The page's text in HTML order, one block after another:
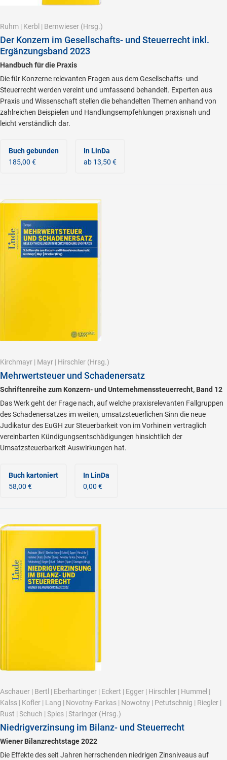
Ruhm | Kerbl | Bernwieser (Hrsg.)
Der Konzern im Gesellschafts- und Steuerrecht inkl.
Ergänzungsband 2023
Handbuch für die Praxis
Die für Konzerne relevanten Fragen aus dem Gesellschafts- und
Steuerrecht werden vereint und umfassend behandelt. Experten aus
Praxis und Wissenschaft stellen die behandelten Themen anhand von
zahlreichen Beispielen und Handlungsempfehlungen praxisnah und
leicht verständlich dar.
Buch gebunden
185,00 €
In LinDa
ab 13,50 €
Kirchmayr | Mayr | Hirschler (Hrsg.)
Mehrwertsteuer und Schadenersatz
Schriftenreihe zum Konzern- und Unternehmenssteuerrecht, Band 12
Das Werk geht der Frage nach, auf welche praxisrelevanten Fallgruppen
des Schadenersatzes im weiten, umsatzsteuerlichen Sinn die neue
Judikatur des EuGH zur Steuerbarkeit von im Vorhinein vertraglich
vereinbarten Kündigungsentschädigungen hinsichtlich der
Umsatzsteuerbarkeit Auswirkungen hat.
Buch kartoniert
58,00 €
In LinDa
0,00 €
Aschauer | Bertl | Eberhartinger | Eckert | Egger | Hirschler | Hummel |
Kalss | Kofler | Lang | Novotny-Farkas | Nowotny | Petutschnig | Riegler |
Rust | Schuch | Spies | Staringer (Hrsg.)
Niedrigverzinsung im Bilanz- und Steuerrecht
Wiener Bilanzrechtstage 2022
Die Effekte des seit Jahren herrschenden niedrigen Zinsniveaus auf